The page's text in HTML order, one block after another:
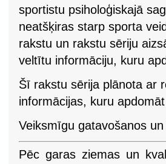
sportistu psiholoģiskajā
neatšķiras starp sporta
rakstu un rakstu sēriju
veltītu informāciju, kuru
Šī rakstu sērija plānota ar
informācijas, kuru
Veiksmīgu gatavošanos
Pēc garas ziemas un